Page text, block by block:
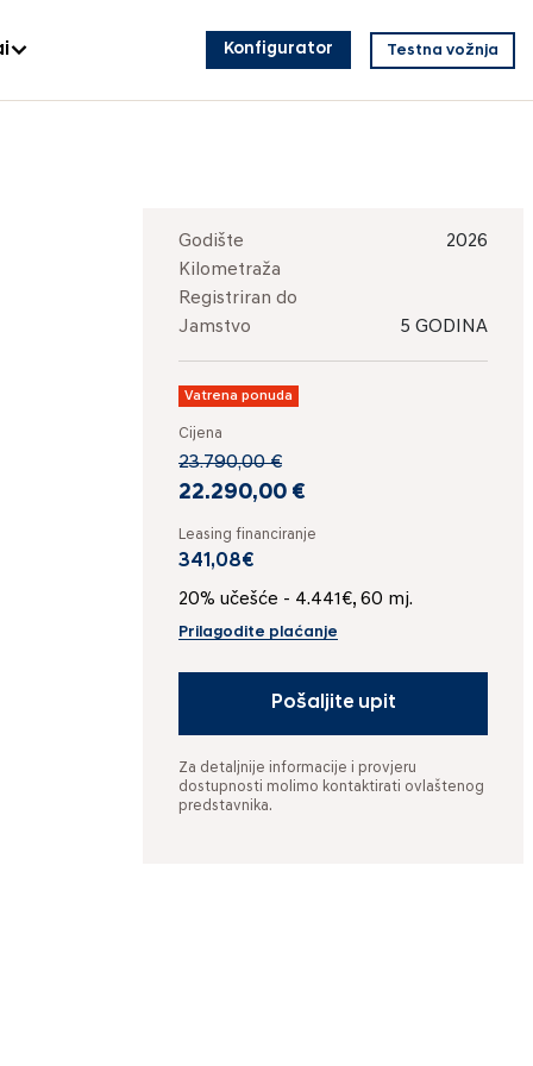
Konfigurator Testna vožnja
Godište
2026
Kilometraža
Registriran do
Jamstvo
5 GODINA
Vatrena ponuda
Cijena
23.790,00 €
22.290,00 €
Leasing financiranje
341,08€
20% učešće - 4.441€, 60 mj.
Prilagodite plaćanje
Pošaljite upit
Za detaljnije informacije i provjeru
dostupnosti molimo kontaktirati ovlaštenog
predstavnika.